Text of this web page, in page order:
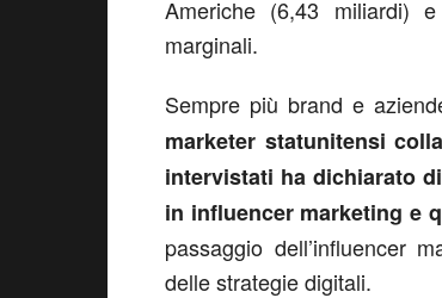
Americhe (6,43 miliardi)
marginali.
Sempre più brand e
marketer statunitensi
intervistati ha dichiarato
in influencer marketing e
passaggio dell’influencer
delle strategie digitali.